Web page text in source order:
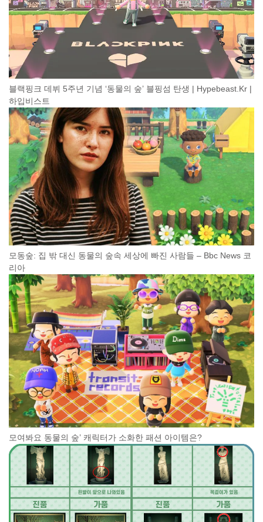
블랙핑크 데뷔 5주년 기념 ‘동물의 숲’ 블핑섬 탄생 | Hypebeast.Kr |
하입비스트
모동숲: 집 밖 대신 동물의 숲속 세상에 빠진 사람들 – Bbc News 코
리아
모여봐요 동물의 숲’ 캐릭터가 소화한 패션 아이템은?